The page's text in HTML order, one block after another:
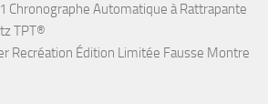
Chronographe Automatique à Rattrapante
TPT®
Recréation Édition Limitée Fausse Montre